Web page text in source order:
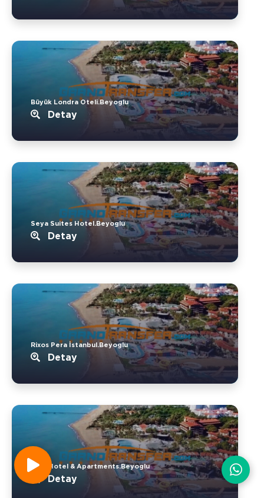
Büyük Londra Oteli.Beyoglu
Detay
Seya Suites Hotel.Beyoglu
Detay
Rixos Pera İstanbul.Beyoglu
Detay
No11 Hotel & Apartments.Beyoglu
Detay